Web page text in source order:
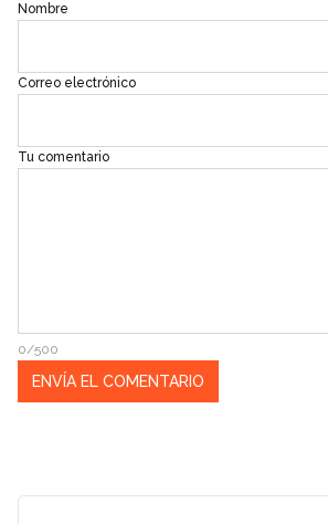
Nombre
Correo electrónico
Tu comentario
0/500